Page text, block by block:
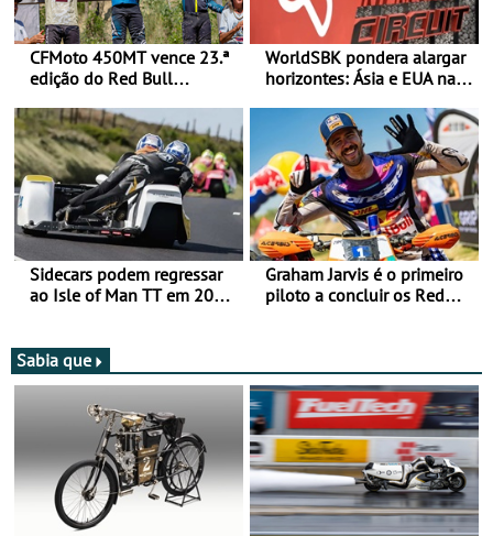
CFMoto 450MT vence 23.ª
edição do Red Bull
Categorias Adventure -
Vitória na Ultimate, Core e
Lite
WorldSBK pondera alargar
horizontes: Ásia e EUA na
Sidecars podem regressar
ao Isle of Man TT em 2027
Graham Jarvis é o primeiro
piloto a concluir os Red
Sabia que